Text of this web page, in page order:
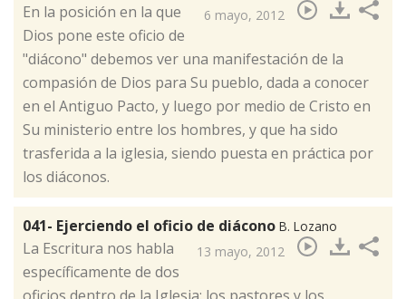
6 mayo, 2012
​En la posición en la que
Dios pone este oficio de
"diácono" debemos ver una manifestación de la
compasión de Dios para Su pueblo, dada a conocer
en el Antiguo Pacto, y luego por medio de Cristo en
Su ministerio entre los hombres, y que ha sido
trasferida a la iglesia, siendo puesta en práctica por
los diáconos.
041- Ejerciendo el oficio de diácono B. Lozano
13 mayo, 2012
La Escritura nos habla
específicamente de dos